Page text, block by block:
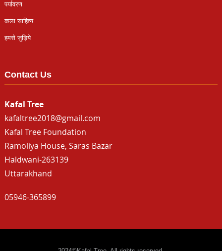
पर्यावरण
कला साहित्य
हमसे जुड़िये
Contact Us
Kafal Tree
kafaltree2018@gmail.com
Kafal Tree Foundation
Ramoliya House, Saras Bazar
Haldwani-263139
Uttarakhand
05946-365899